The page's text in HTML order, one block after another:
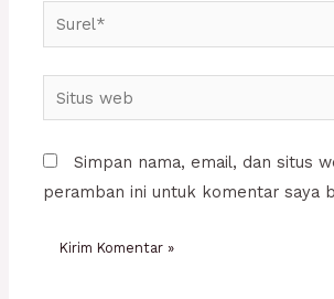
Surel*
Situs
web
Simpan nama, email, dan situs
peramban ini untuk komentar saya